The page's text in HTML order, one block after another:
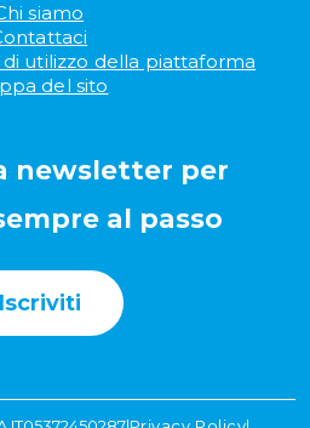
siamo
utilizzo della piattaforma
del sito
newsletter per
al passo
Iscriviti